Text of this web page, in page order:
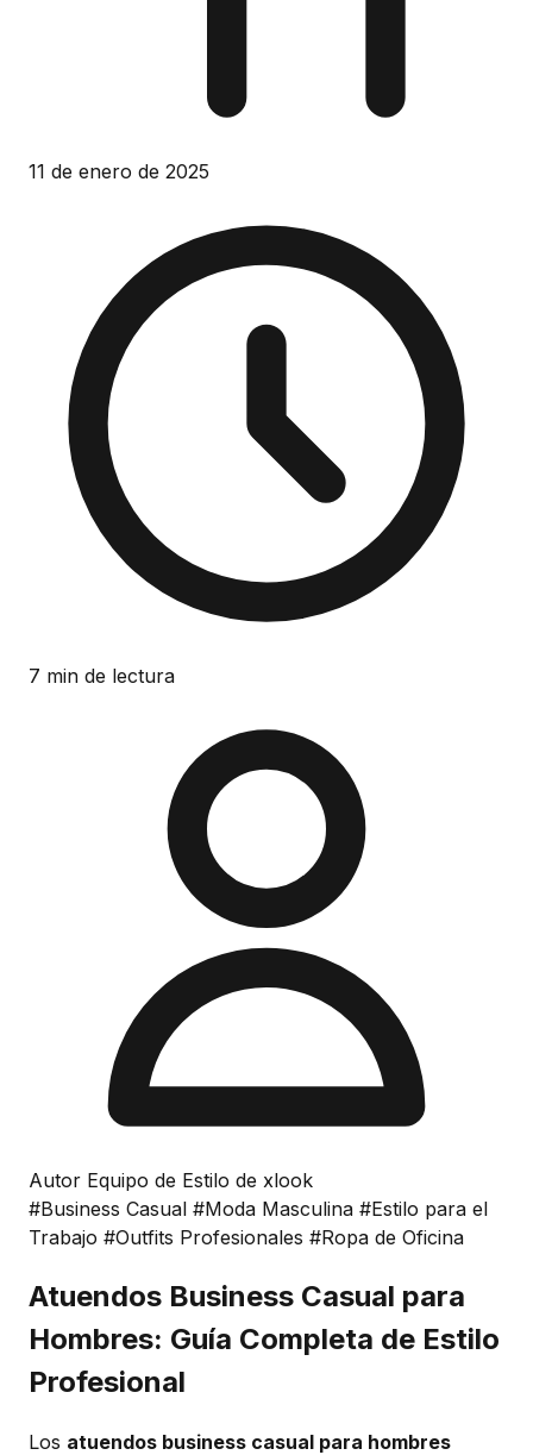
11 de enero de 2025
7 min de lectura
Autor Equipo de Estilo de xlook
#Business Casual #Moda Masculina #Estilo para el
Trabajo #Outfits Profesionales #Ropa de Oficina
Atuendos Business Casual para
Hombres: Guía Completa de Estilo
Profesional
Los atuendos business casual para hombres